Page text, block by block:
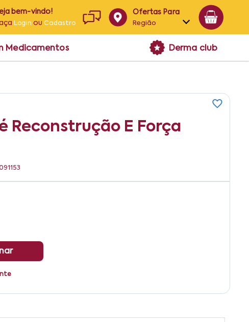
bem-vindo!
Login ouCadastro
Ofertas Para
Região
Alagoas
Medicamentos Derma club
Reconstrução E Força